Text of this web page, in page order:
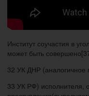
Институт соучастия в
может быть
32 УК ДНР (аналогичное
33 УК РФ) исполнителя,